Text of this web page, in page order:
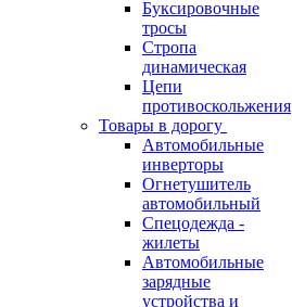
Буксировочные
тросы
Стропа
динамическая
Цепи
противоскольжения
Товары в дорогу
Автомобильные
инверторы
Огнетушитель
автомобильный
Спецодежда -
жилеты
Автомобильные
зарядные
устройства и